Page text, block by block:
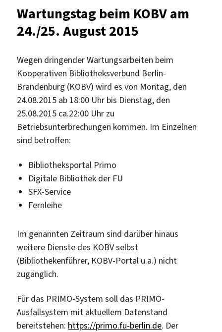
Geburtstag
Wartungstag beim KOBV am
24./25. August 2015
Wegen dringender Wartungsarbeiten beim
Kooperativen Bibliotheksverbund Berlin-
Brandenburg (KOBV) wird es von Montag, den
24.08.2015 ab 18:00 Uhr bis Dienstag, den
25.08.2015 ca.22:00 Uhr zu
Betriebsunterbrechungen kommen. Im Einzelnen
sind betroffen:
Bibliotheksportal Primo
Digitale Bibliothek der FU
SFX-Service
Fernleihe
Im genannten Zeitraum sind darüber hinaus
weitere Dienste des KOBV selbst
(Bibliothekenführer, KOBV-Portal u.a.) nicht
zugänglich.
Für das PRIMO-System soll das PRIMO-
Ausfallsystem mit aktuellem Datenstand
bereitstehen: https://primo.fu-berlin.de. Der